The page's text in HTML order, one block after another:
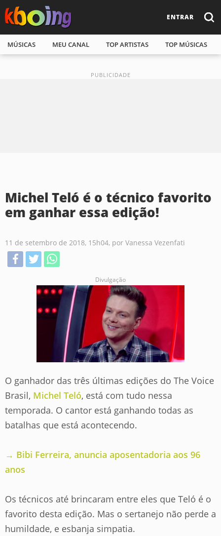
ENTRAR
MÚSICAS MEU CANAL TOP ARTISTAS TOP MÚSICAS
Michel Teló é o técnico favorito
em ganhar essa edição!
11 de setembro de 2018, 15h04, por Vanessa Vezenfati
Divulgação
O ganhador das três últimas edições do The Voice
Brasil, Michel Teló, está com tudo nessa
temporada. O cantor está ganhando todas as
batalhas que está acontecendo.
→ Bibi Ferreira, anuncia aposentadoria aos 96
anos
Os técnicos até brincaram entre eles que Teló é o
favorito desta edição. Mas o sertanejo não perde a
humildade, e esbanja simpatia.